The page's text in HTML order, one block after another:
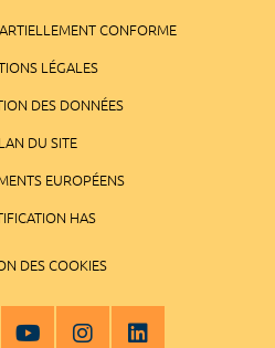
CONFORME
LÉGALES
DES DONNÉES
DU SITE
EUROPÉENS
HAS
DES COOKIES